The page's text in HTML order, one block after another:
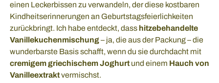
einen Leckerbissen zu verwandeln, der diese kostbaren
Kindheitserinnerungen an Geburtstagsfeierlichkeiten
zurückbringt. Ich habe entdeckt, dass hitzebehandelte
Vanillekuchenmischung– ja, die aus der Packung – die
wunderbarste Basis schafft, wenn du sie durchdacht mit
cremigem griechischem Joghurt und einem Hauch von
Vanilleextraktvermischst.